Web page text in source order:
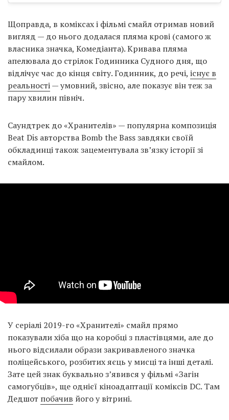
Щоправда, в коміксах і фільмі смайл отримав новий
вигляд — до нього додалася пляма крові (самого ж
власника значка, Комедіанта). Кривава пляма
апелювала до стрілок Годинника Судного дня, що
відлічує час до кінця світу. Годинник, до речі, існує в
реальності— умовний, звісно, але показує він теж за
пару хвилин північ.
Саундтрек до «Хранителів» — популярна композиція
Beat Dis авторства Bomb the Bass завдяки своїй
обкладинці також зацементувала зв’язку історії зі
смайлом.
У серіалі 2019-го «Хранителі» смайл прямо
показували хіба що на коробці з пластівцями, але до
нього відсилали образи закривавленого значка
поліцейського, розбитих яєць у мисці та інші деталі.
Зате цей знак буквально з’явився у фільмі «Загін
самогубців», ще однієї кіноадаптації коміксів DC. Там
Дедшот побачив його у вітрині.